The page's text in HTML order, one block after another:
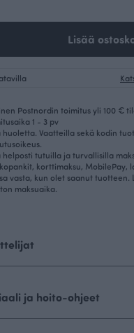
Lisää
Postnordin toimitus yli 100 €
1 - 3 pv
huoletta. Vaatteilla sekä kodin
helposti tutuilla ja turvallisilla
korttimaksu, MobilePay,
vasta, kun olet saanut tuotteen.
maksuaika.
ja hoito-ohjeet